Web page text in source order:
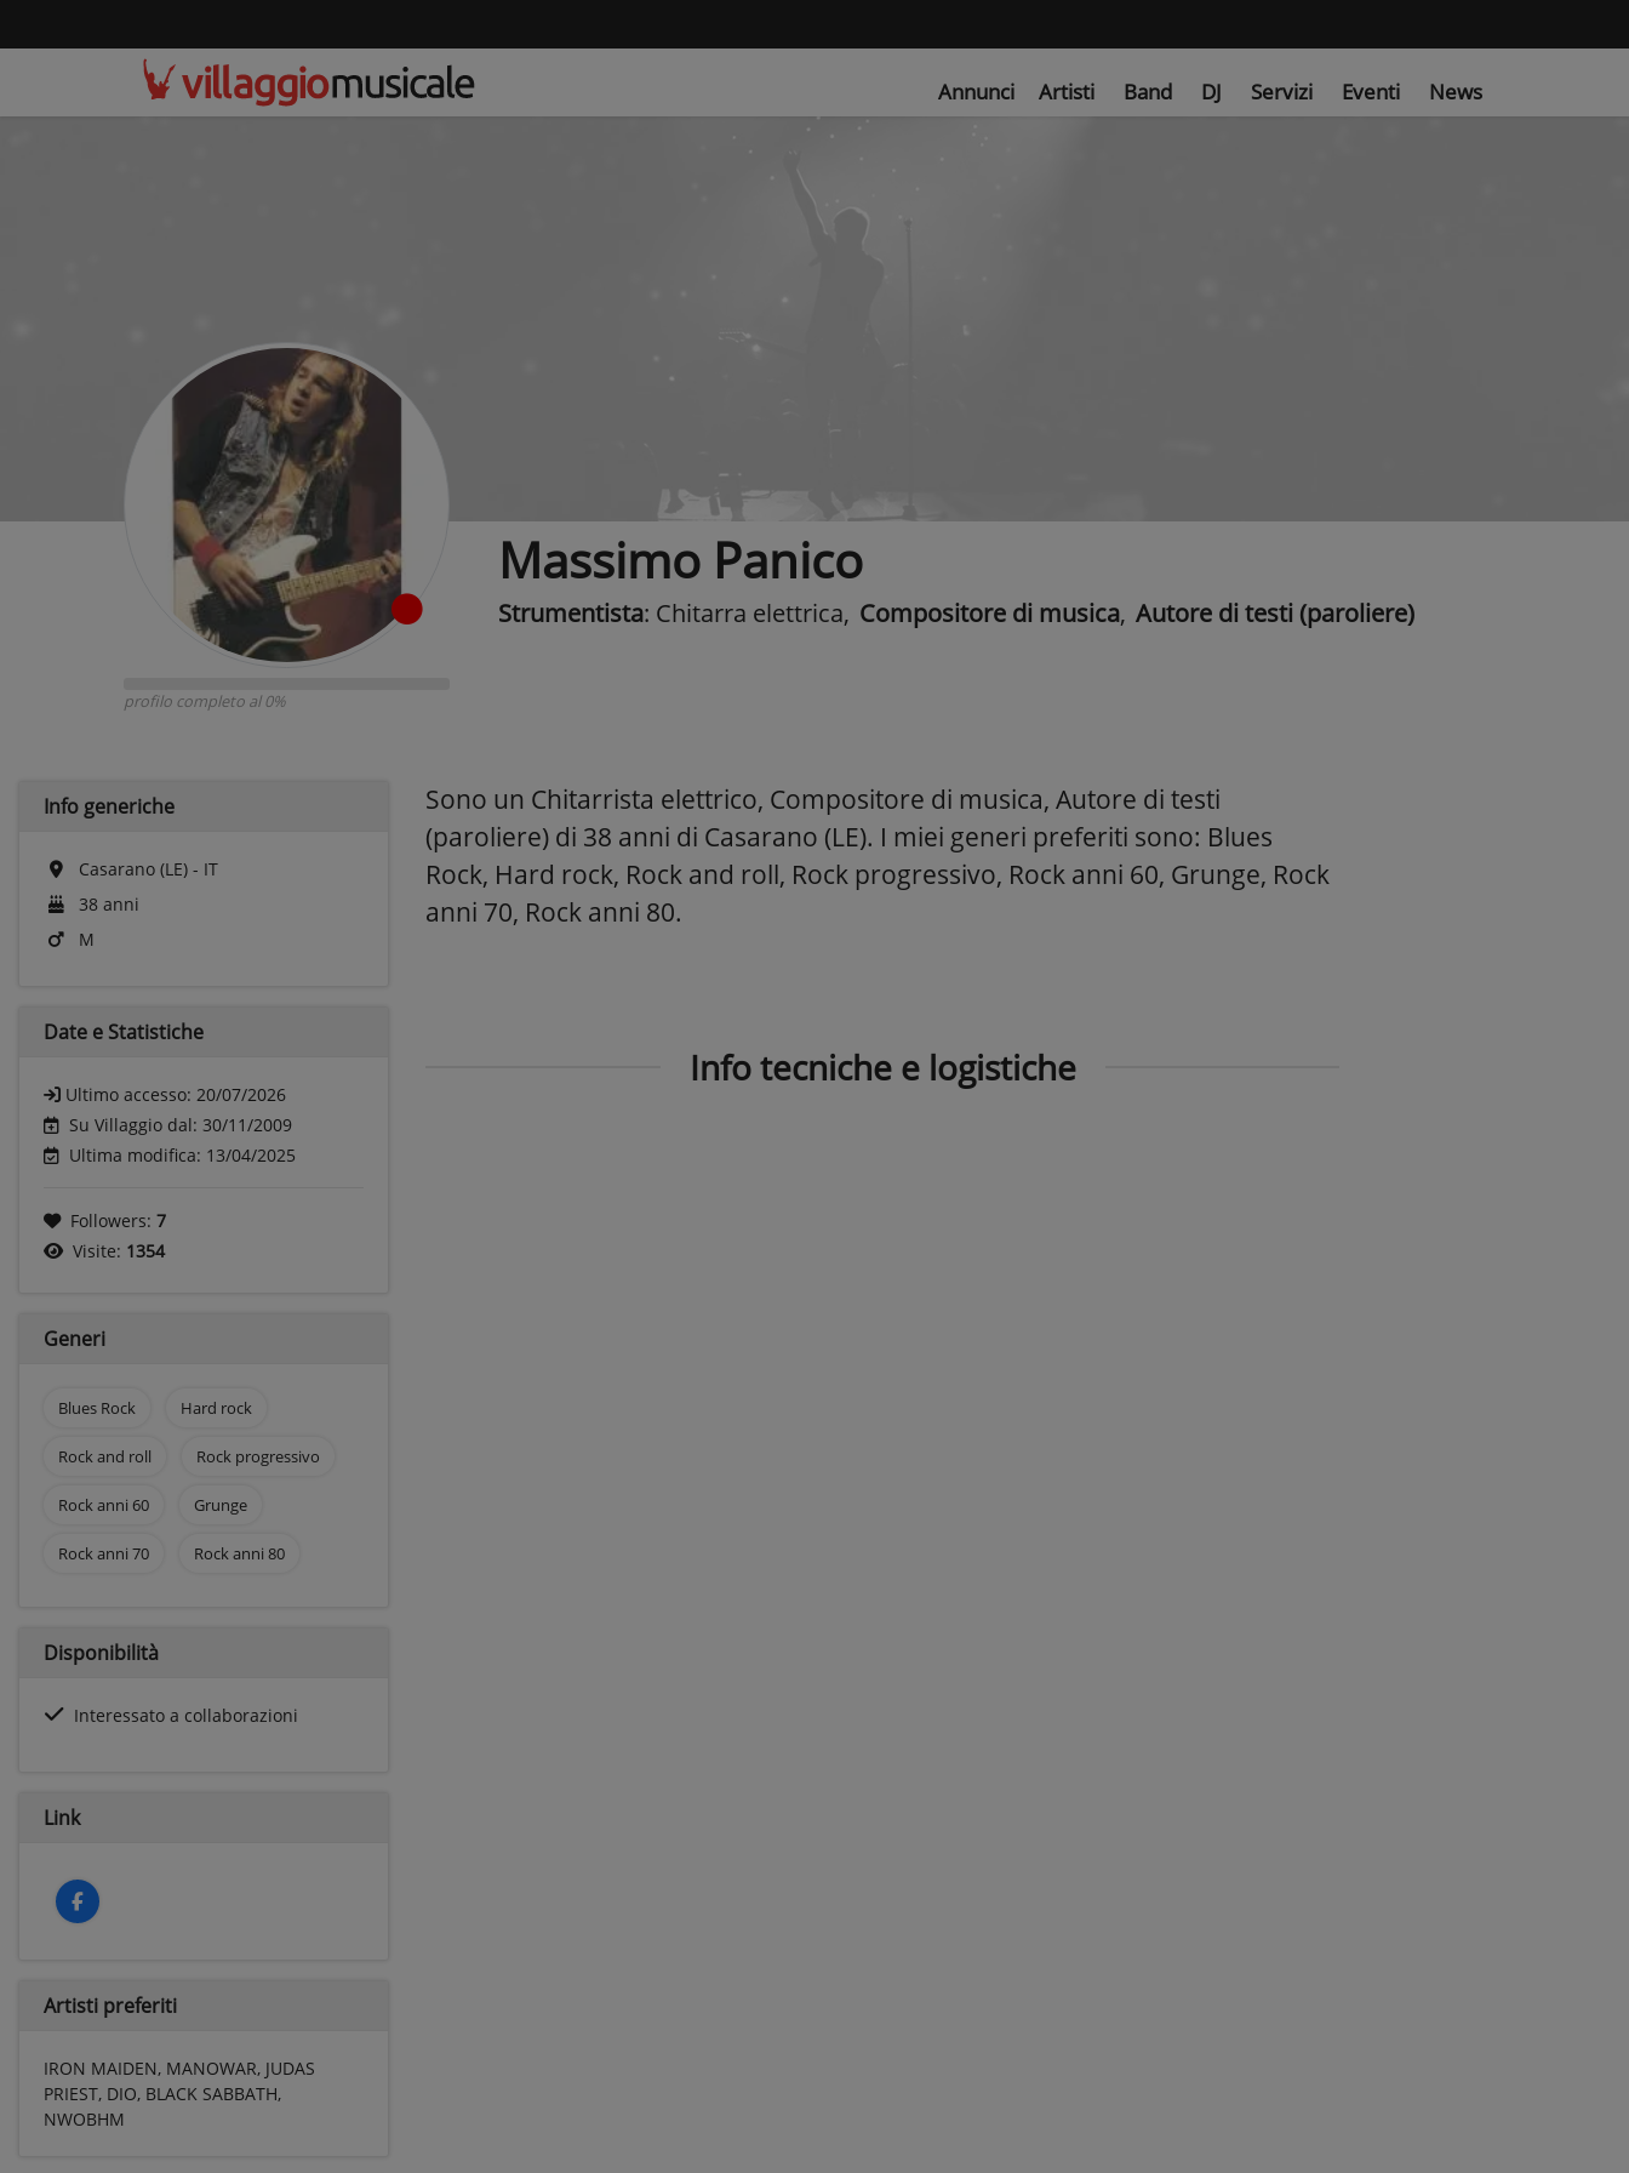
Annunci Artisti Band DJ Servizi Eventi News
profilo completo al 0%
Massimo Panico
Strumentista: Chitarra elettrica, Compositore di musica, Autore di testi (paroliere)
Info generiche
Casarano (LE) - IT
38 anni
M
Date e Statistiche
Ultimo accesso: 20/07/2026
Su Villaggio dal: 30/11/2009
Ultima modifica: 13/04/2025
Followers: 7
Visite: 1354
Generi
Blues Rock Hard rock
Rock and roll Rock progressivo
Rock anni 60 Grunge
Rock anni 70 Rock anni 80
Disponibilità
Interessato a collaborazioni
Link
Artisti preferiti
IRON MAIDEN, MANOWAR, JUDAS
PRIEST, DIO, BLACK SABBATH,
NWOBHM
Sono un Chitarrista elettrico, Compositore di musica, Autore di testi
(paroliere) di 38 anni di Casarano (LE). I miei generi preferiti sono: Blues
Rock, Hard rock, Rock and roll, Rock progressivo, Rock anni 60, Grunge, Rock
anni 70, Rock anni 80.
Info tecniche e logistiche